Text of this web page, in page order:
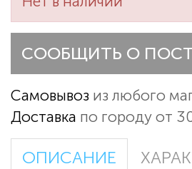
СООБЩИТЬ О
Самовывоз из любого
Доставка по городу от
ОПИСАНИЕ